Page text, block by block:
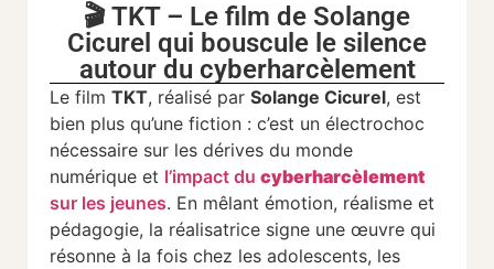
🎬 TKT – Le film de Solange
Cicurel qui bouscule le silence
autour du cyberharcèlement
Le film TKT, réalisé par Solange Cicurel, est
bien plus qu’une fiction : c’est un électrochoc
nécessaire sur les dérives du monde
numérique et l’impact du cyberharcèlement
sur les jeunes. En mêlant émotion, réalisme et
pédagogie, la réalisatrice signe une œuvre qui
résonne à la fois chez les adolescents, les